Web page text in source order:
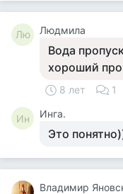
Лю Людмила
Вода
хороший
8 лет 1
Ин Инга.
Это
Владимир